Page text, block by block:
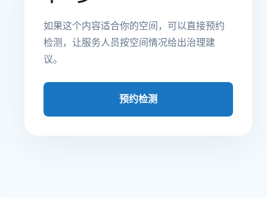
如果这个内容适合你的空间，可以直接预约
检测，让服务人员按空间情况给出治理建
议。
预约检测